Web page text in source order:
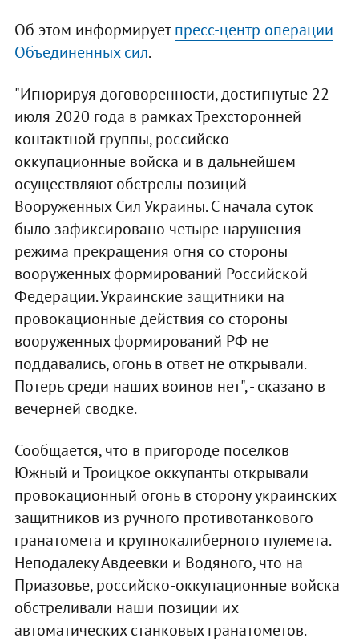
Об этом информируетпресс-центр операции
Объединенных сил.
"Игнорируя договоренности, достигнутые 22
июля 2020 года в рамках Трехсторонней
контактной группы, российско-
оккупационные войска и в дальнейшем
осуществляют обстрелы позиций
Вооруженных Сил Украины. С начала суток
было зафиксировано четыре нарушения
режима прекращения огня со стороны
вооруженных формирований Российской
Федерации. Украинские защитники на
провокационные действия со стороны
вооруженных формирований РФ не
поддавались, огонь в ответ не открывали.
Потерь среди наших воинов нет", - сказано в
вечерней сводке.
Сообщается, что в пригороде поселков
Южный и Троицкое оккупанты открывали
провокационный огонь в сторону украинских
защитников из ручного противотанкового
гранатомета и крупнокалиберного пулемета.
Неподалеку Авдеевки и Водяного, что на
Приазовье, российско-оккупационные войска
обстреливали наши позиции их
автоматических станковых гранатометов.